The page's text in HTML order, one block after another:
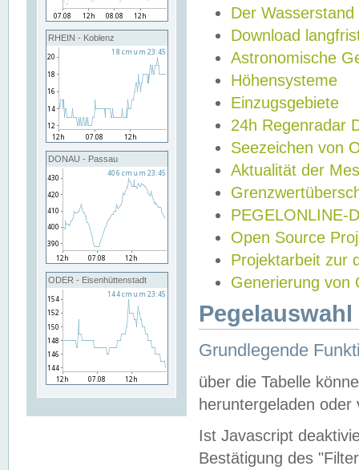
RHEIN - Koblenz
DONAU - Passau
ODER - Eisenhüttenstadt
Der Wasserstand
Download
Astronomische
Höhensysteme
Einzugsgebiete
24h Regenradar
Seezeichen von
Aktualität der
PEGELONLINE-
Open Source
Projektarbeit zur
Generierung von
Grundlegende
über die Tabelle
heruntergeladen oder
Ist Javascript
Bestätigung des